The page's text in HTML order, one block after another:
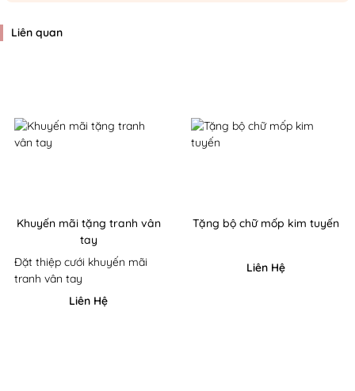
Liên quan
Khuyến mãi tặng tranh vân
tay
Đặt thiệp cưới khuyến mãi
tranh vân tay
Liên Hệ
Tặng bộ chữ mốp kim tuyến
Liên Hệ